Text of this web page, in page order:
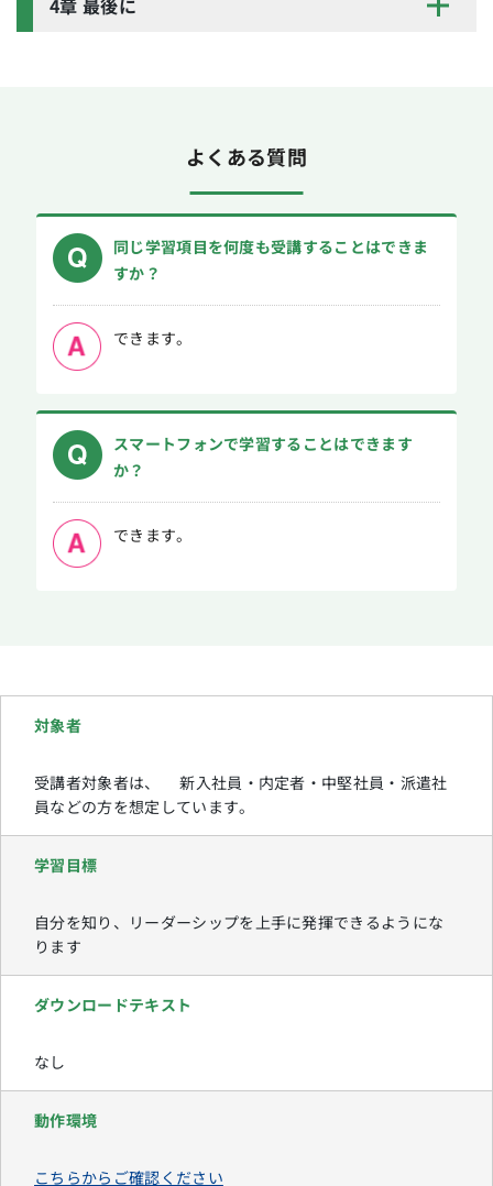
4章 最後に
よくある質問
同じ学習項目を何度も受講することはできま
すか？
できます。
スマートフォンで学習することはできます
か？
できます。
対象者
受講者対象者は、 新入社員・内定者・中堅社員・派遣社
員などの方を想定しています。
学習目標
自分を知り、リーダーシップを上手に発揮できるようにな
ります
ダウンロードテキスト
なし
動作環境
こちらからご確認ください